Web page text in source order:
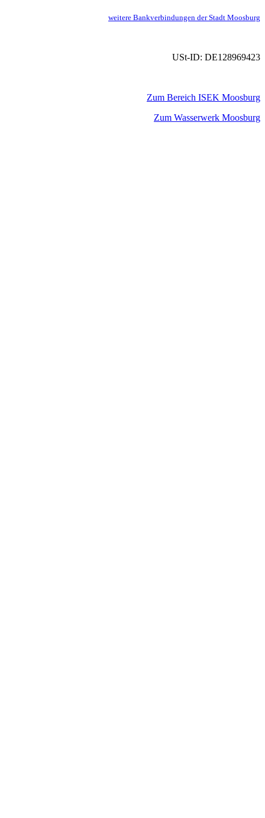
weitere Bankverbindungen der Stadt Moosburg
USt-ID: DE128969423
Zum Bereich ISEK Moosburg
Zum Wasserwerk Moosburg